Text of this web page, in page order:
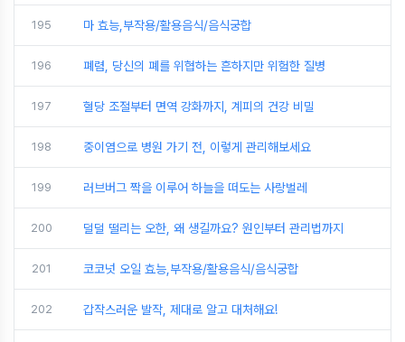
195 마 효능,부작용/활용음식/음식궁합
196 폐렴, 당신의 폐를 위협하는 흔하지만 위험한 질병
197 혈당 조절부터 면역 강화까지, 계피의 건강 비밀
198 중이염으로 병원 가기 전, 이렇게 관리해보세요
199 러브버그 짝을 이루어 하늘을 떠도는 사랑벌레
200 덜덜 떨리는 오한, 왜 생길까요? 원인부터 관리법까지
201 코코넛 오일 효능,부작용/활용음식/음식궁합
202 갑작스러운 발작, 제대로 알고 대처해요!